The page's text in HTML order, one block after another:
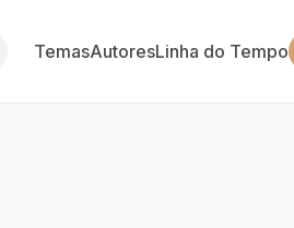
TemasAutoresLinha do Tempo